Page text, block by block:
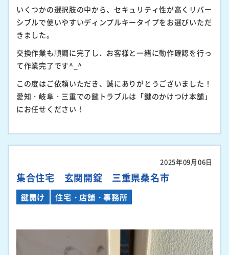
いくつかの選択肢の中から、セキュリティ性が高くリバー
シブルで使いやすいディンプルキータイプをお選びいただ
きました。
交換作業も順調に完了し、お客様と一緒に動作確認を行っ
て作業完了です^_^
この度はご依頼いただき、誠にありがとうございました！
愛知・岐阜・三重での鍵トラブルは「鍵のかけつけ本舗」
にお任せください！
2025年09月06日
集合住宅 玄関開錠 三重県桑名市
鍵開け 住宅・店舗・事務所